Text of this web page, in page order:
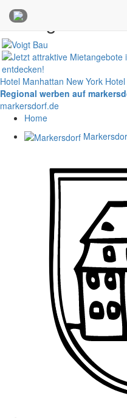
Anzeigen
Hotel Manhattan New York
Regional werben auf
markersdorf.de
Home